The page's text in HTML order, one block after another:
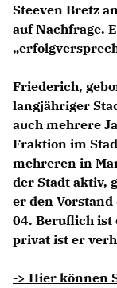
Steeven Bretz
auf Nachfrage.
Friederich,
langjähriger
auch mehrere
Fraktion im
mehreren in
der Stadt aktiv,
er den Vorstand
04. Beruflich ist
privat ist er
-> Hier können